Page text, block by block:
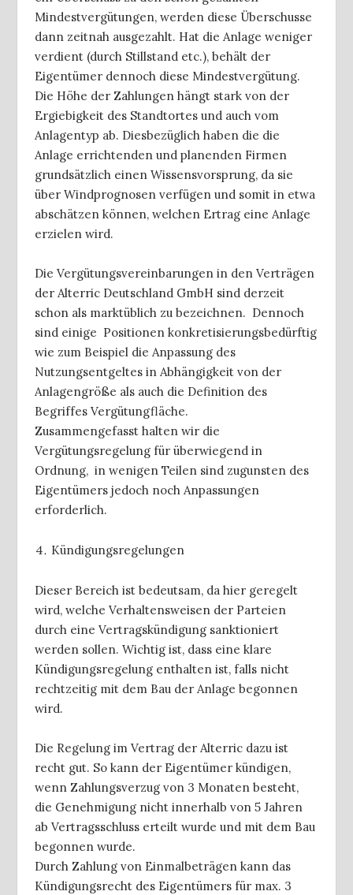
Mindestvergütungen, werden diese Überschusse
dann zeitnah ausgezahlt. Hat die Anlage weniger
verdient (durch Stillstand etc.), behält der
Eigentümer dennoch diese Mindestvergütung.
Die Höhe der Zahlungen hängt stark von der
Ergiebigkeit des Standtortes und auch vom
Anlagentyp ab. Diesbezüglich haben die die
Anlage errichtenden und planenden Firmen
grundsätzlich einen Wissensvorsprung, da sie
über Windprognosen verfügen und somit in etwa
abschätzen können, welchen Ertrag eine Anlage
erzielen wird.
Die Vergütungsvereinbarungen in den Verträgen
der Alterric Deutschland GmbH sind derzeit
schon als marktüblich zu bezeichnen. Dennoch
sind einige Positionen konkretisierungsbedürftig
wie zum Beispiel die Anpassung des
Nutzungsentgeltes in Abhängigkeit von der
Anlagengröße als auch die Definition des
Begriffes Vergütungfläche.
Zusammengefasst halten wir die
Vergütungsregelung für überwiegend in
Ordnung, in wenigen Teilen sind zugunsten des
Eigentümers jedoch noch Anpassungen
erforderlich.
Kündigungsregelungen
Dieser Bereich ist bedeutsam, da hier geregelt
wird, welche Verhaltensweisen der Parteien
durch eine Vertragskündigung sanktioniert
werden sollen. Wichtig ist, dass eine klare
Kündigungsregelung enthalten ist, falls nicht
rechtzeitig mit dem Bau der Anlage begonnen
wird.
Die Regelung im Vertrag der Alterric dazu ist
recht gut. So kann der Eigentümer kündigen,
wenn Zahlungsverzug von 3 Monaten besteht,
die Genehmigung nicht innerhalb von 5 Jahren
ab Vertragsschluss erteilt wurde und mit dem Bau
begonnen wurde.
Durch Zahlung von Einmalbeträgen kann das
Kündigungsrecht des Eigentümers für max. 3